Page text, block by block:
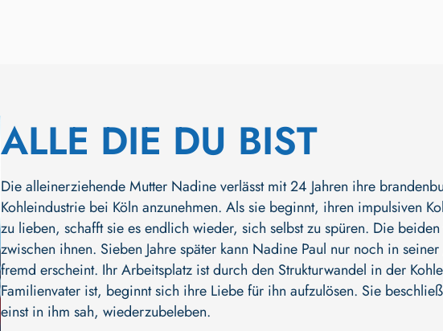
ALLE DIE DU BIST
Die alleinerziehende Mutter Nadine verlässt mit 24 Jahren ihre
Kohleindustrie bei Köln anzunehmen. Als sie beginnt, ihren impulsiven
zu lieben, schafft sie es endlich wieder, sich selbst zu spüren. Die
zwischen ihnen. Sieben Jahre später kann Nadine Paul nur noch in
fremd erscheint. Ihr Arbeitsplatz ist durch den Strukturwandel in der
Familienvater ist, beginnt sich ihre Liebe für ihn aufzulösen. Sie
einst in ihm sah, wiederzubeleben.